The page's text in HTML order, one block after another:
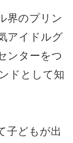
界のプリン
アイドルグ
ンターをつ
ドとして知
子どもが出